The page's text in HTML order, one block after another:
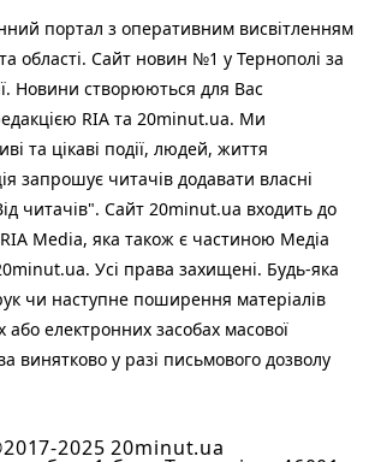
портал з оперативним висвітленням
області. Сайт новин №1 у Тернополі за
Новини створюються для Вас
RIA та 20minut.ua. Ми
та цікаві події, людей, життя
запрошує читачів додавати власні
читачів". Сайт 20minut.ua входить до
Media, яка також є частиною Медіа
Усі права захищені. Будь-яка
чи наступне поширення матеріалів
або електронних засобах масової
винятково у разі письмового дозволу
2025 20minut.ua